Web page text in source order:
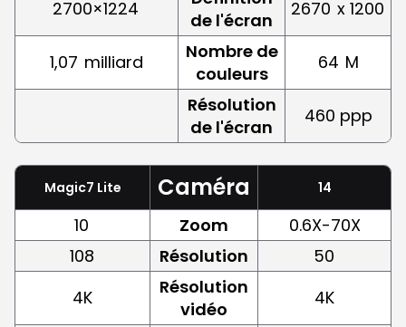
2700×1224
de l'écran
2670 x 1200
1,07 milliard
Nombre de
couleurs
64 M
Résolution
de l'écran
460 ppp
Magic7 Lite Caméra 14
10 Zoom
0.6X-70X
108
Résolution
50
4K
Résolution
vidéo
4K